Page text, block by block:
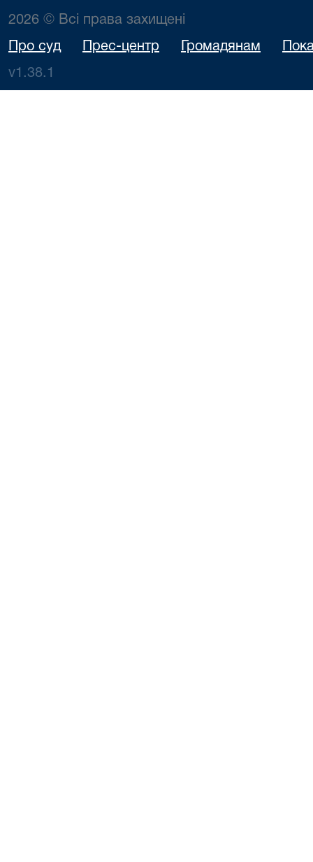
2026 © Всі права захищені
Про суд Прес-центр Громадянам
v1.38.1